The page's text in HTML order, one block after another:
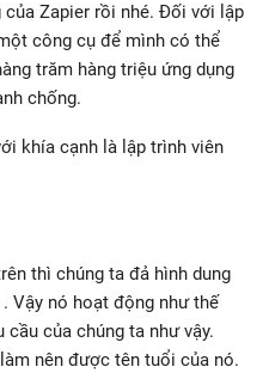
Zapier rồi nhé. Đối với lập
công cụ để mình có thể
trăm hàng triệu ứng dụng
chống.
khía cạnh là lập trình viên
thì chúng ta đả hình dung
Vậy nó hoạt động như thế
của chúng ta như vậy.
nên được tên tuổi của nó.